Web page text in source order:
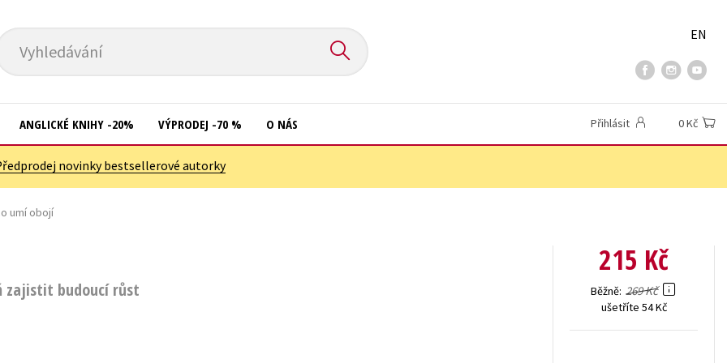
Vyhledávání
EN
Kuchařky
ANGLICKÉ KNIHY -20% VÝPRODEJ -70 % O NÁS Přihlásit 0 Kč
novinky bestsellerové autorky
umí obojí
zajistit budoucí růst
215 Kč
Běžně 269 Kč
ušetříte 54 Kč